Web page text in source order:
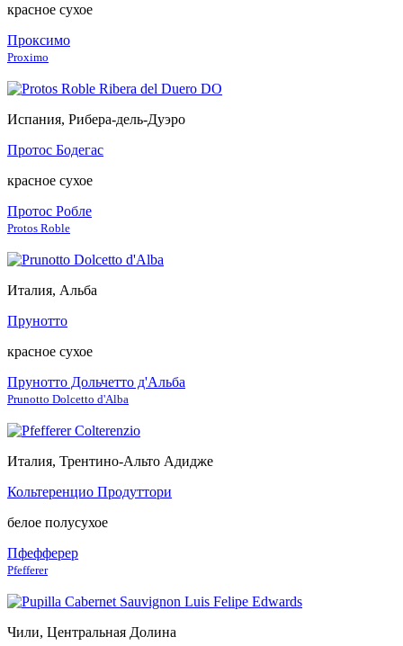
красное сухое
Проксимо
Proximo
Испания, Рибера-дель-Дуэро
Протос Бодегас
красное сухое
Протос Робле
Protos Roble
Италия, Альба
Прунотто
красное сухое
Прунотто Дольчетто д'Альба
Prunotto Dolcetto d'Alba
Италия, Трентино-Альто Адидже
Кольтеренцио Продуттори
белое полусухое
Пфефферер
Pfefferer
Чили, Центральная Долина